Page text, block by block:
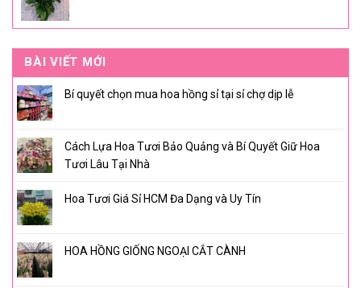
BÀI VIẾT MỚI
Bí quyết chọn mua hoa hồng sỉ tại sỉ chợ dịp lễ
Cách Lựa Hoa Tươi Bảo Quảng và Bí Quyết Giữ Hoa
Tươi Lâu Tại Nhà
Hoa Tươi Giá Sỉ HCM Đa Dạng và Uy Tín
HOA HỒNG GIỐNG NGOẠI CẮT CÀNH